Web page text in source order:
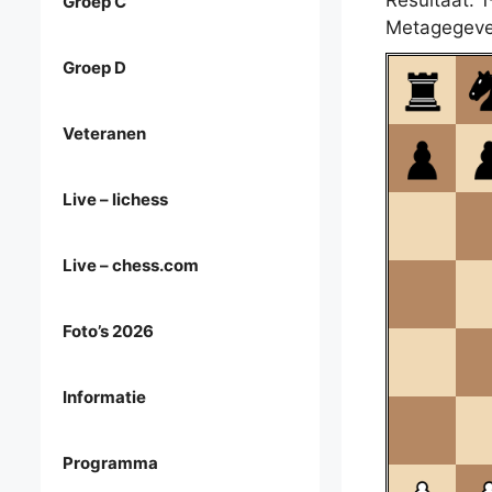
Groep D
Veteranen
Live – lichess
Live – chess.com
Foto’s 2026
Informatie
Programma